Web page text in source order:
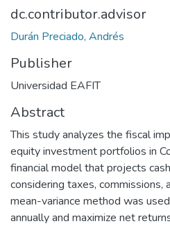
dc.contributor.advisor
Durán Preciado, Andrés
Publisher
Universidad EAFIT
Abstract
This study analyzes the fiscal
equity investment portfolios in
financial model that projects
considering taxes, commissions,
mean-variance method was
annually and maximize net